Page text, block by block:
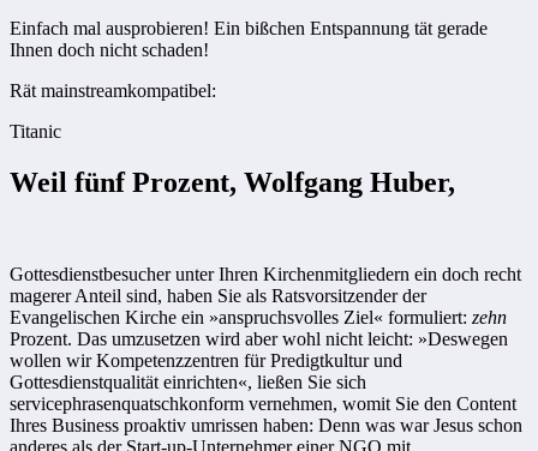
Einfach mal ausprobieren! Ein bißchen Entspannung tät gerade
Ihnen doch nicht schaden!
Rät mainstreamkompatibel:
Titanic
Weil fünf Prozent, Wolfgang Huber,
Gottesdienstbesucher unter Ihren Kirchenmitgliedern ein doch recht
magerer Anteil sind, haben Sie als Ratsvorsitzender der
Evangelischen Kirche ein »anspruchsvolles Ziel« formuliert: zehn
Prozent. Das umzusetzen wird aber wohl nicht leicht: »Deswegen
wollen wir Kompetenzzentren für Predigtkultur und
Gottesdienstqualität einrichten«, ließen Sie sich
servicephrasenquatschkonform vernehmen, womit Sie den Content
Ihres Business proaktiv umrissen haben: Denn was war Jesus schon
anderes als der Start-up-Unternehmer einer NGO mit